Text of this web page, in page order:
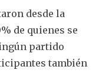
desde la
de quienes se
partido
también